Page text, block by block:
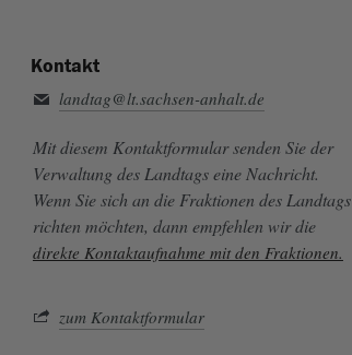
Kontakt
landtag@lt.sachsen-anhalt.de
Mit diesem Kontaktformular senden Sie der
Verwaltung des Landtags eine Nachricht.
Wenn Sie sich an die Fraktionen des Landtags
richten möchten, dann empfehlen wir die
direkte Kontaktaufnahme mit den Fraktionen.
zum Kontaktformular